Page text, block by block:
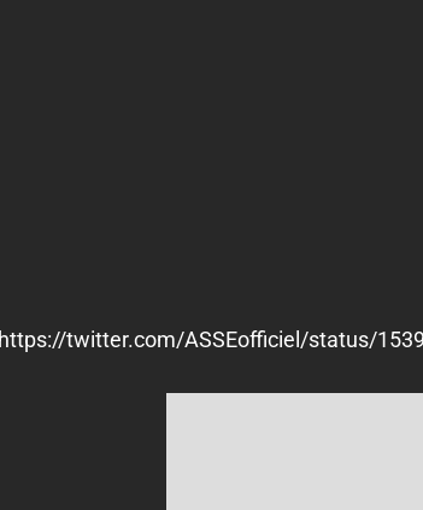
https://twitter.com/ASSEofficiel/status/